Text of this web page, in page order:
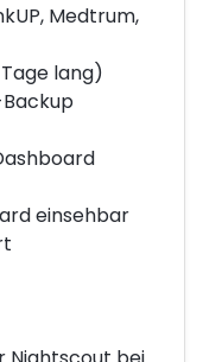
Medtrum,
lang)
einsehbar